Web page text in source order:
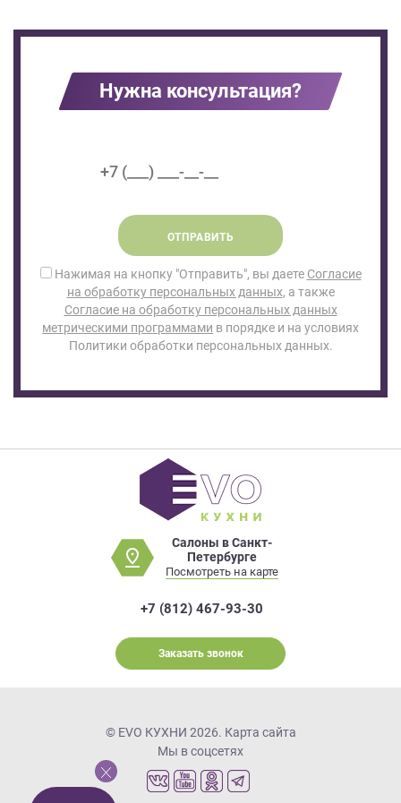
Нужна консультация?
ОТПРАВИТЬ
Нажимая на кнопку "Отправить", вы даете Согласие
на обработку персональных данных, а также
Согласие на обработку персональных данных
метрическими программами в порядке и на условиях
Политики обработки персональных данных.
Салоны в Санкт-
Петербурге
Посмотреть на карте
+7 (812) 467-93-30
Заказать звонок
© EVO КУХНИ 2026. Карта сайта
Мы в соцсетях